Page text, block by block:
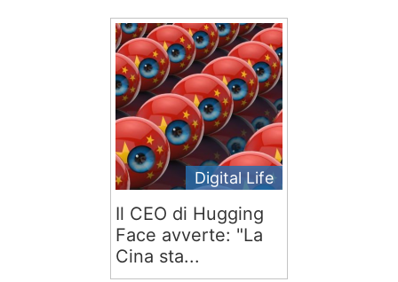
Digital Life
Il CEO di Hugging
Face avverte: "La
Cina sta...